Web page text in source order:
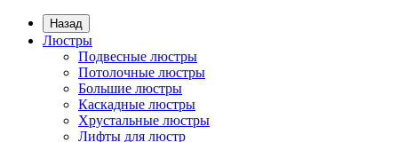
Назад
Люстры
Подвесные люстры
Потолочные люстры
Большие люстры
Каскадные люстры
Хрустальные люстры
Лифты для люстр